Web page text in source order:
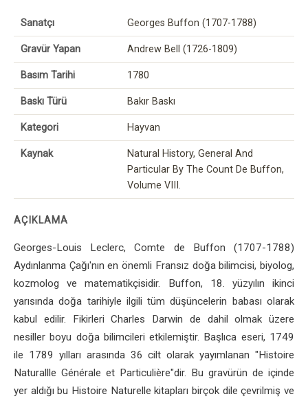
Sanatçı Georges Buffon (1707-1788)
Gravür Yapan Andrew Bell (1726-1809)
Basım Tarihi 1780
Baskı Türü Bakır Baskı
Kategori Hayvan
Kaynak
Natural History, General And
Particular By The Count De Buffon,
Volume VIII.
AÇIKLAMA
Georges-Louis Leclerc, Comte de Buffon (1707-1788)
Aydınlanma Çağı'nın en önemli Fransız doğa bilimcisi, biyolog,
kozmolog ve matematikçisidir. Buffon, 18. yüzyılın ikinci
yarısında doğa tarihiyle ilgili tüm düşüncelerin babası olarak
kabul edilir. Fikirleri Charles Darwin de dahil olmak üzere
nesiller boyu doğa bilimcileri etkilemiştir. Başlıca eseri, 1749
ile 1789 yılları arasında 36 cilt olarak yayımlanan "Histoire
Naturallle Générale et Particulière"dir. Bu gravürün de içinde
yer aldığı bu Histoire Naturelle kitapları birçok dile çevrilmiş ve